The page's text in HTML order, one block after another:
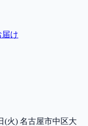
け
(火) 名古屋市中区大